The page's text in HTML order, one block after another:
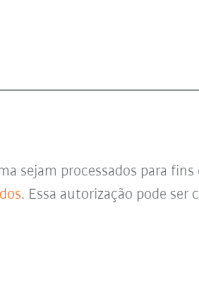
sejam processados para
. Essa autorização pode ser